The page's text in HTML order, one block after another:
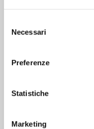
delNecessari
Preferenze
Statistiche
Marketing